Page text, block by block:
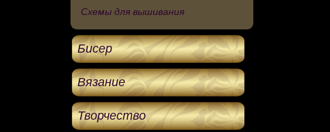
Схемы для вышивания
Бисер
Вязание
Творчество